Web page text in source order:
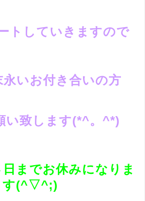
トしていきますので
永いお付き合いの方
い致します(*^。^*)
までお休みになりま
す(^▽^;)